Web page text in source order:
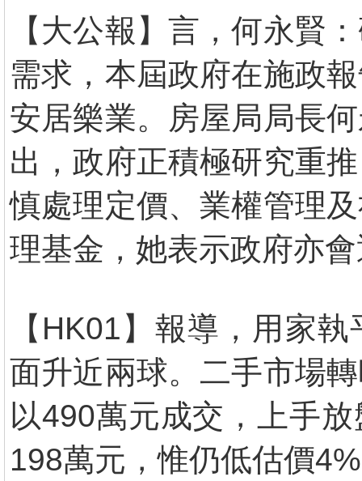
【大公報】言，何永賢
需求，本屆政府在施政
安居樂業。房屋局局長
出，政府正積極研究重
慎處理定價、業權管理
理基金，她表示政府亦
【HK01】報導，用家
面升近兩球。二手市場
以490萬元成交，上手
198萬元，惟仍低估價